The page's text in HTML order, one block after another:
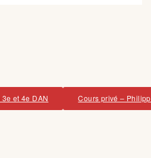
et 4e DAN Cours privé –